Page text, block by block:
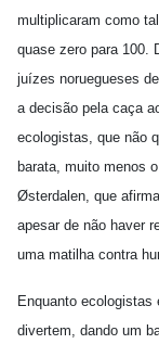
multiplicaram como
quase zero para 100.
juízes noruegueses
a decisão pela caça
ecologistas, que não
barata, muito menos
Østerdalen, que
apesar de não haver
uma matilha contra
Enquanto
divertem, dando um